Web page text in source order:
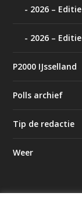
2026 – Editie
2026 –
P2000 IJsselland
Polls archief
Tip de redactie
Weer